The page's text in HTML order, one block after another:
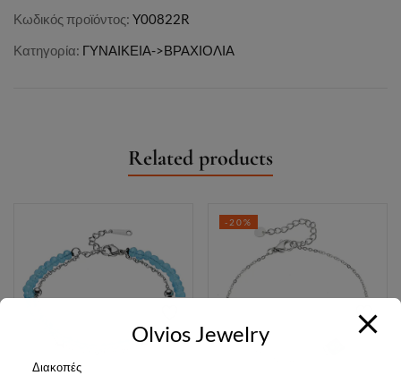
Κωδικός προϊόντος: Y00822R
Κατηγορία: ΓΥΝΑΙΚΕΙΑ->ΒΡΑΧΙΟΛΙΑ
Related products
-20%
Olvios Jewelry
Διακοπές